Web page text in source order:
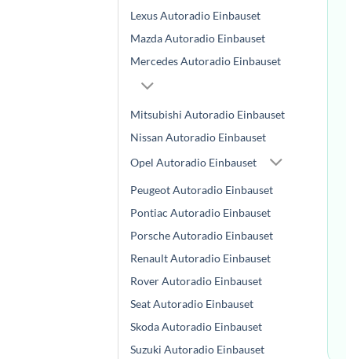
Lexus Autoradio Einbauset
Mazda Autoradio Einbauset
Mercedes Autoradio Einbauset
Mitsubishi Autoradio Einbauset
Nissan Autoradio Einbauset
Opel Autoradio Einbauset
Peugeot Autoradio Einbauset
Pontiac Autoradio Einbauset
Porsche Autoradio Einbauset
Renault Autoradio Einbauset
Rover Autoradio Einbauset
Seat Autoradio Einbauset
Skoda Autoradio Einbauset
Suzuki Autoradio Einbauset